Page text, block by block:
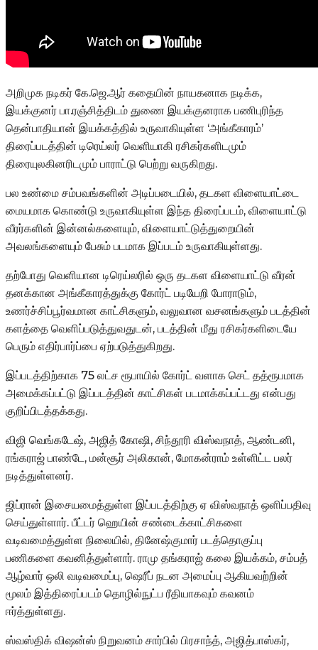
அறிமுக நடிகர் கே.ஜெ.ஆர் கதையின் நாயகனாக நடிக்க,
இயக்குனர் பா.ரஞ்சித்திடம் துணை இயக்குனராக பணிபுரிந்த
தென்பாதியான் இயக்கத்தில் உருவாகியுள்ள ‘அங்கீகாரம்’
திரைப்படத்தின் டிரெய்லர் வெளியாகி ரசிகர்களிடமும்
திரையுலகினரிடமும் பாராட்டு பெற்று வருகிறது.
பல உண்மை சம்பவங்களின் அடிப்படையில், தடகள விளையாட்டை
மையமாக கொண்டு உருவாகியுள்ள இந்த திரைப்படம், விளையாட்டு
வீரர்களின் இன்னல்களையும், விளையாட்டுத்துறையின்
அவலங்களையும் பேசும் படமாக இப்படம் உருவாகியுள்ளது.
தற்போது வெளியான டிரெய்லரில் ஒரு தடகள விளையாட்டு வீரன்
தனக்கான அங்கீகாரத்துக்கு கோர்ட் படியேறி போராடும்,
உணர்ச்சிப்பூர்வமான காட்சிகளும், வலுவான வசனங்களும் படத்தின்
களத்தை வெளிப்படுத்துவதுடன், படத்தின் மீது ரசிகர்களிடையே
பெரும் எதிர்பார்ப்பை ஏற்படுத்துகிறது.
இப்படத்திற்காக 75 லட்ச ரூபாயில் கோர்ட் வளாக செட் தத்ரூபமாக
அமைக்கப்பட்டு இப்படத்தின் காட்சிகள் படமாக்கப்பட்டது என்பது
குறிப்பிடத்தக்கது.
விஜி வெங்கடேஷ், அஜித் கோஷி, சிந்தூரி விஸ்வநாத், ஆண்டனி,
ரங்கராஜ் பாண்டே, மன்சூர் அலிகான், மோகன்ராம் உள்ளிட்ட பலர்
நடித்துள்ளனர்.
ஜிப்ரான் இசையமைத்துள்ள இப்படத்திற்கு ஏ விஸ்வநாத் ஒளிப்பதிவு
செய்துள்ளார். பீட்டர் ஹெயின் சண்டைக்காட்சிகளை
வடிவமைத்துள்ள நிலையில், தினேஷ்குமார் படத்தொகுப்பு
பணிகளை கவனித்துள்ளார். ராமு தங்கராஜ் கலை இயக்கம், சம்பத்
ஆழ்வார் ஒலி வடிவமைப்பு, ஷெரீப் நடன அமைப்பு ஆகியவற்றின்
மூலம் இத்திரைப்படம் தொழில்நுட்ப ரீதியாகவும் கவனம்
ஈர்த்துள்ளது.
ஸ்வஸ்திக் விஷன்ஸ் நிறுவனம் சார்பில் பிரசாந்த், அஜித்பாஸ்கர்,